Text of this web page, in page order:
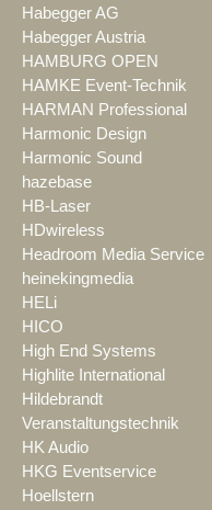
Habegger AG
Habegger Austria
HAMBURG OPEN
HAMKE Event-Technik
HARMAN Professional
Harmonic Design
Harmonic Sound
hazebase
HB-Laser
HDwireless
Headroom Media Service
heinekingmedia
HELi
HICO
High End Systems
Highlite International
Hildebrandt
Veranstaltungstechnik
HK Audio
HKG Eventservice
Hoellstern